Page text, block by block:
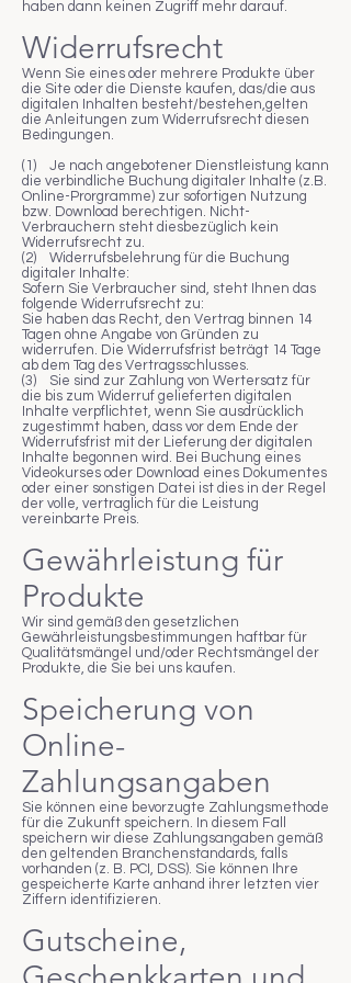
haben dann keinen Zugriff mehr darauf.
Widerrufsrecht
Wenn Sie eines oder mehrere Produkte über
die Site oder die Dienste kaufen, das/die aus
digitalen Inhalten besteht/bestehen,gelten
die Anleitungen zum Widerrufsrecht diesen
Bedingungen.
(1) Je nach angebotener Dienstleistung kann
die verbindliche Buchung digitaler Inhalte (z.B.
Online-Prorgramme) zur sofortigen Nutzung
bzw. Download berechtigen. Nicht-
Verbrauchern steht diesbezüglich kein
Widerrufsrecht zu.
(2) Widerrufsbelehrung für die Buchung
digitaler Inhalte:
Sofern Sie Verbraucher sind, steht Ihnen das
folgende Widerrufsrecht zu:
Sie haben das Recht, den Vertrag binnen 14
Tagen ohne Angabe von Gründen zu
widerrufen. Die Widerrufsfrist beträgt 14 Tage
ab dem Tag des Vertragsschlusses.
(3) Sie sind zur Zahlung von Wertersatz für
die bis zum Widerruf gelieferten digitalen
Inhalte verpflichtet, wenn Sie ausdrücklich
zugestimmt haben, dass vor dem Ende der
Widerrufsfrist mit der Lieferung der digitalen
Inhalte begonnen wird. Bei Buchung eines
Videokurses oder Download eines Dokumentes
oder einer sonstigen Datei ist dies in der Regel
der volle, vertraglich für die Leistung
vereinbarte Preis.
Gewährleistung für
Produkte
Wir sind gemäß den gesetzlichen
Gewährleistungsbestimmungen haftbar für
Qualitätsmängel und/oder Rechtsmängel der
Produkte, die Sie bei uns kaufen.
Speicherung von
Online-
Zahlungsangaben
Sie können eine bevorzugte Zahlungsmethode
für die Zukunft speichern. In diesem Fall
speichern wir diese Zahlungsangaben gemäß
den geltenden Branchenstandards, falls
vorhanden (z. B. PCI, DSS). Sie können Ihre
gespeicherte Karte anhand ihrer letzten vier
Ziffern identifizieren.
Gutscheine,